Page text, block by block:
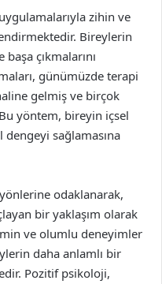
zihin ve
Bireylerin
çıkmalarını
günümüzde terapi
gelmiş ve birçok
yöntem, bireyin içsel
sağlamasına
odaklanarak,
bir yaklaşım olarak
ve olumlu deneyimler
daha anlamlı bir
Pozitif psikoloji,